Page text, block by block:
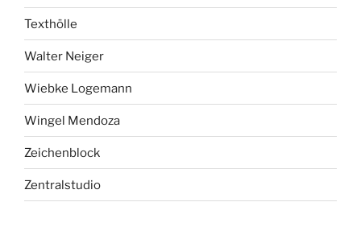
Texthölle
Walter Neiger
Wiebke Logemann
Wingel Mendoza
Zeichenblock
Zentralstudio